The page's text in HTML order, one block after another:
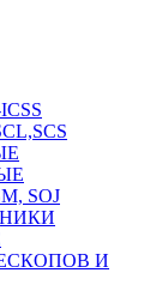
SOJ
И